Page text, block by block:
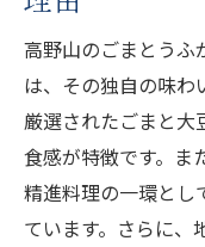
高野山のごまとうふ
は、その独自の味わ
厳選されたごまと大
食感が特徴です。ま
精進料理の一環とし
ています。さらに、